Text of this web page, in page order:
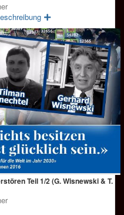
Teil 1/2 (G. Wisnewski & T.